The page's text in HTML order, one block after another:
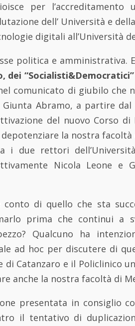
per l’accreditamento
dell’ Università e
digitali all’Università
politica e amministrativa.
dei
comunicato di giubilo che
Abramo, a partire dal
del nuovo Corso di
la nostra facoltà
i due rettori
Nicola Leone e
conto di quello che sta
prima che continui a
Qualcuno ha
ad hoc per discutere di
di Catanzaro e il Policlinico
anche la nostra facoltà di
presentata in consiglio
il tentativo di